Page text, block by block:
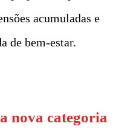
acumuladas e
de bem-estar.
nova categoria